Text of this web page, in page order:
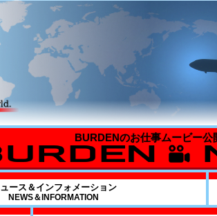
ース＆インフォメーション
NEWS＆INFORMATION